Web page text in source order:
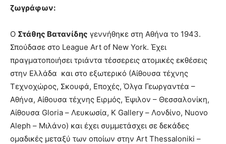
ζωγράφων:
Ο Στάθης Βατανίδης γεννήθηκε στη Αθήνα το 1943.
Σπούδασε στο League Art of New York. Έχει
πραγματοποιήσει τριάντα τέσσερεις ατομικές εκθέσεις
στην Ελλάδα και στο εξωτερικό (Αίθουσα τέχνης
Τεχνοχώρος, Σκουφά, Εποχές, Όλγα Γεωργαντέα –
Αθήνα, Αίθουσα τέχνης Ειρμός, Έψιλον – Θεσσαλονίκη,
Αίθουσα Gloria – Λευκωσία, K Gallery – Λονδίνο, Nuovo
Aleph – Μιλάνο) και έχει συμμετάσχει σε δεκάδες
ομαδικές μεταξύ των οποίων στην Art Thessaloniki –